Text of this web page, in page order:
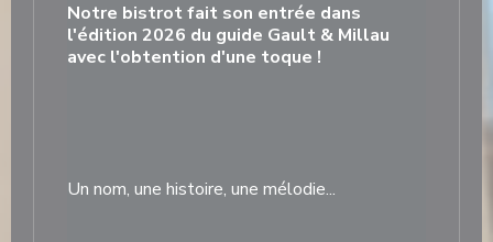
Notre bistrot fait son entrée dans
l'édition 2026 du guide Gault & Millau
avec l'obtention d'une toque !
Un nom, une histoire, une mélodie...